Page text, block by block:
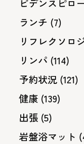
ランチ (7)
リフレクソロ
リンパ (114)
予約状況 (121)
健康 (139)
出張 (5)
岩盤浴マット